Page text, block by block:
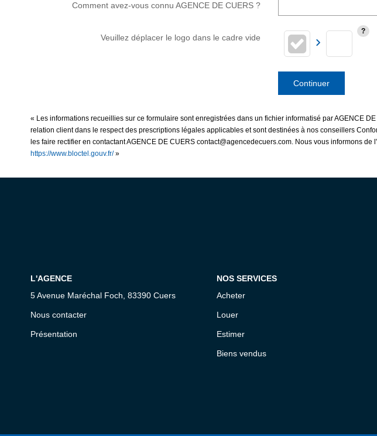
Comment avez-vous connu AGENCE DE CUERS ?
Veuillez déplacer le logo dans le cadre vide
Continuer
« Les informations recueillies sur ce formulaire sont enregistrées dans un fichier informatisé par AGENCE
relation client dans le respect des prescriptions légales applicables et sont destinées à nos conseillers
les faire rectifier en contactant AGENCE DE CUERS contact@agencedecuers.com. Nous vous informons
https://www.bloctel.gouv.fr/»
L'AGENCE
5 Avenue Maréchal Foch, 83390 Cuers
Nous contacter
Présentation
NOS SERVICES
Acheter
Louer
Estimer
Biens vendus